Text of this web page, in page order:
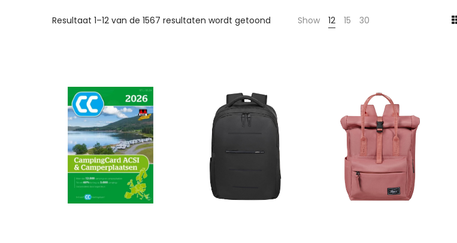
Resultaat 1–12 van de 1567 resultaten wordt getoond Show 12 15 30